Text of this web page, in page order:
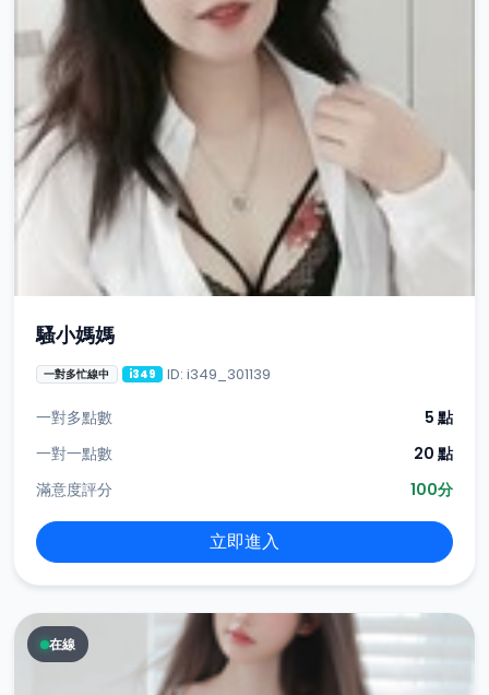
騷小媽媽
一對多忙線中 i349 ID: i349_301139
一對多點數
5 點
一對一點數
20 點
滿意度評分
100分
立即進入
在線